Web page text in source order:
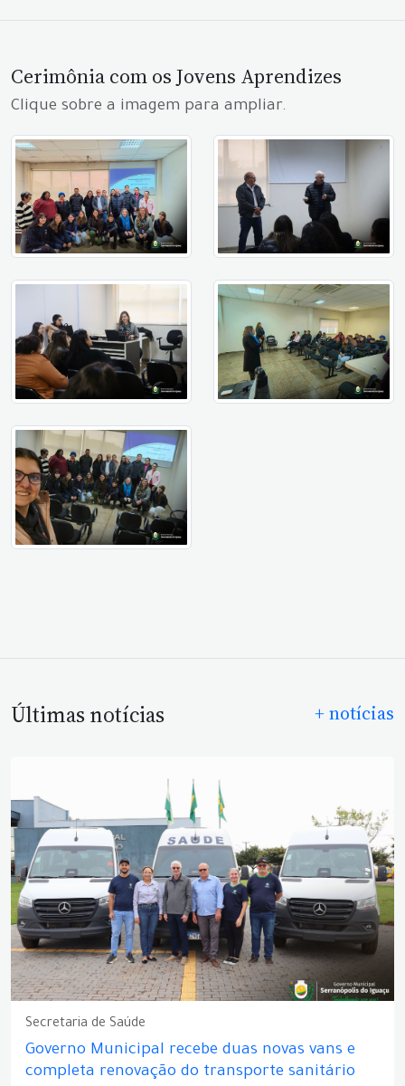
Cerimônia com os Jovens Aprendizes
Clique sobre a imagem para ampliar.
Últimas notícias + notícias
Secretaria de Saúde
Governo Municipal recebe duas novas vans e
completa renovação do transporte sanitário